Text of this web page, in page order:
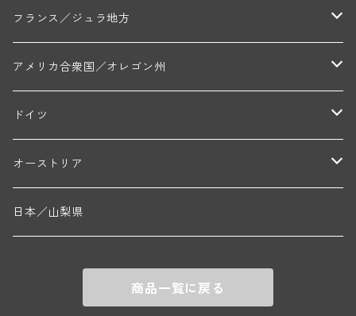
エマニュエル・ルジェ(フラジェ・エシェゾー)
ニコラ・ルジェ(フラジェ・エシェゾー)
ドニ・ペール・エ・フィス(ペルナン・ヴェルジュレス)
コント・ラフォン(ムルソー)
フランソワ・ミクルスキ(ムルソー)
A&Pド・ヴィレーヌ(ブーズロン)
マンシア・ポンセ(シャントレ)
ボージョレ地区
フランク・ジュイヤール(ジュリエナ)
ギイ・ブルトン(モルゴン)
シャトー・ル・タンプル
デ・オー・ペミオン(ムスカデ)
サントル・ニヴェルネ地区
ディディエ・ダグノー(プイィ・フュメ)
レジス・ミネ(プイィ・フュメ)
トゥーレーヌ地区
ド・ラ・ノブレ(シノン)
ロリー・ガスマン
フランス／ジュラ地方
アルボワ
ペリカン
アメリカ合衆国／オレゴン州
ウィラメット・ヴァレー
ニコラ・ジェイ
ドイツ
ラインガウ
ゲオルグ・ブロイヤー
フランケン
オーストリア
テルメンレギオン
セップ・モーザ―
カンプタール
日本／山梨県
商品一覧に戻る